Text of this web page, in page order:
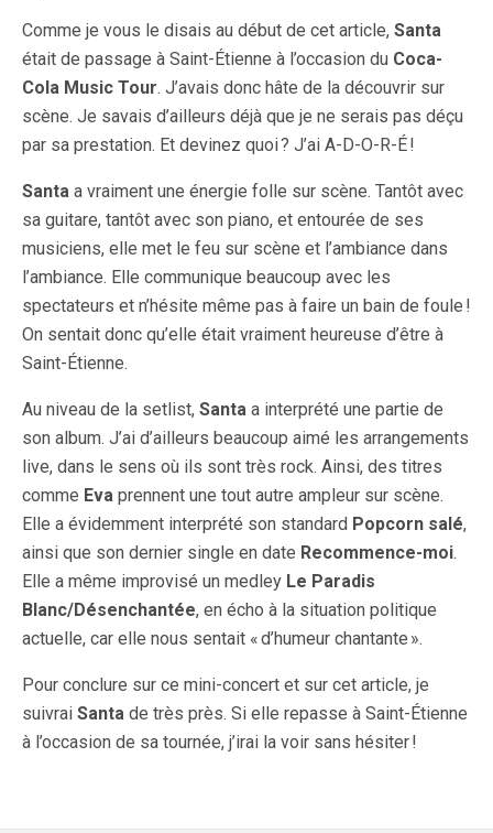
Comme je vous le disais au début de cet article, Santa
était de passage à Saint-Étienne à l’occasion du Coca-
Cola Music Tour. J’avais donc hâte de la découvrir sur
scène. Je savais d’ailleurs déjà que je ne serais pas déçu
par sa prestation. Et devinez quoi ? J’ai A-D-O-R-É !
Santa a vraiment une énergie folle sur scène. Tantôt avec
sa guitare, tantôt avec son piano, et entourée de ses
musiciens, elle met le feu sur scène et l’ambiance dans
l’ambiance. Elle communique beaucoup avec les
spectateurs et n’hésite même pas à faire un bain de foule !
On sentait donc qu’elle était vraiment heureuse d’être à
Saint-Étienne.
Au niveau de la setlist, Santa a interprété une partie de
son album. J’ai d’ailleurs beaucoup aimé les arrangements
live, dans le sens où ils sont très rock. Ainsi, des titres
comme Eva prennent une tout autre ampleur sur scène.
Elle a évidemment interprété son standard Popcorn salé,
ainsi que son dernier single en date Recommence-moi.
Elle a même improvisé un medley Le Paradis
Blanc/Désenchantée, en écho à la situation politique
actuelle, car elle nous sentait « d’humeur chantante ».
Pour conclure sur ce mini-concert et sur cet article, je
suivrai Santa de très près. Si elle repasse à Saint-Étienne
à l’occasion de sa tournée, j’irai la voir sans hésiter !